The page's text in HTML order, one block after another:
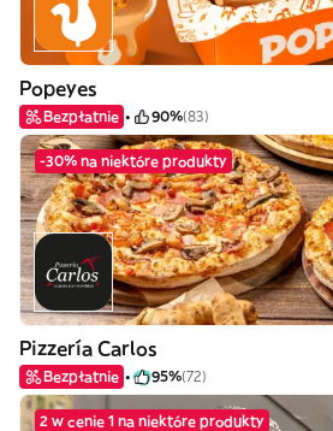
Popeyes
Bezpłatnie 90%(83)
-30% na niektóre produkty
Pizzería Carlos
Bezpłatnie 95%(72)
2 w cenie 1 na niektóre produkty